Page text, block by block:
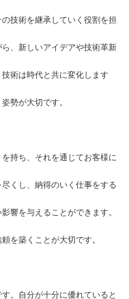
技術を継承していく役割を担
、新しいアイデアや技術革新
術は時代と共に変化します
勢が大切です。
持ち、それを通じてお客様に
くし、納得のいく仕事をする
響を与えることができます。
を築くことが大切です。
。自分が十分に優れていると